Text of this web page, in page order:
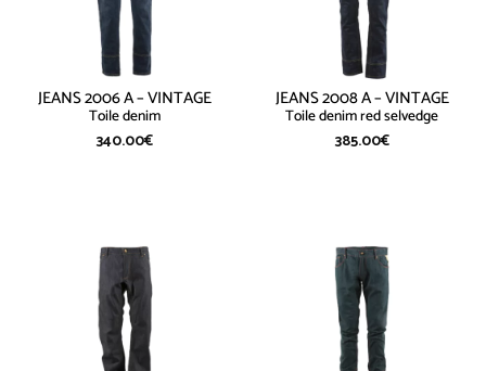
JEANS 2006 A – VINTAGE
Toile denim
340.00€
JEANS 2008 A – VINTAGE
Toile denim red selvedge
385.00€